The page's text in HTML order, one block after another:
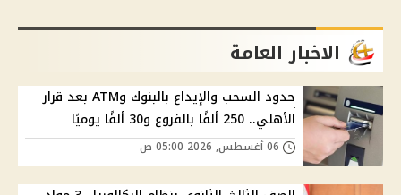
الاخبار العامة
حدود السحب والإيداع بالبنوك وATM بعد قرار
الأهلي.. 250 ألفًا بالفروع و30 ألفًا يوميًا